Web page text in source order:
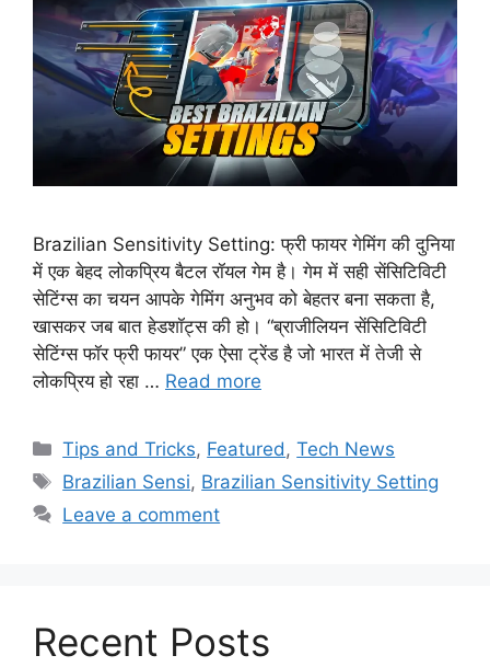
Brazilian Sensitivity Setting: फ्री फायर गेमिंग की दुनिया
में एक बेहद लोकप्रिय बैटल रॉयल गेम है। गेम में सही सेंसिटिविटी
सेटिंग्स का चयन आपके गेमिंग अनुभव को बेहतर बना सकता है,
खासकर जब बात हेडशॉट्स की हो। “ब्राजीलियन सेंसिटिविटी
सेटिंग्स फॉर फ्री फायर” एक ऐसा ट्रेंड है जो भारत में तेजी से
लोकप्रिय हो रहा … Read more
Categories
Tips and Tricks, Featured,Tech News
Tags
Brazilian Sensi, Brazilian Sensitivity Setting
Leave a comment
Recent Posts